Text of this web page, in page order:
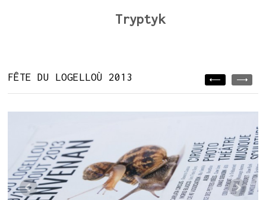
Tryptyk
FÊTE DU LOGELLOÙ 2013